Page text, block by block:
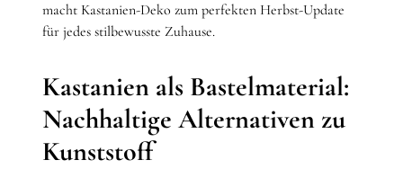
macht Kastanien-Deko zum perfekten Herbst-Update
für jedes stilbewusste Zuhause.
Kastanien als Bastelmaterial:
Nachhaltige Alternativen zu
Kunststoff